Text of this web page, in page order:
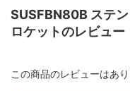
SUSFBN80B ステ
ロケットのレビュー
この商品のレビューはあ